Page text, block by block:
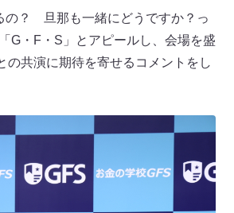
の？ 旦那も一緒にどうですか？っ
G・F・S」とアピールし、会場を盛
の共演に期待を寄せるコメントをし